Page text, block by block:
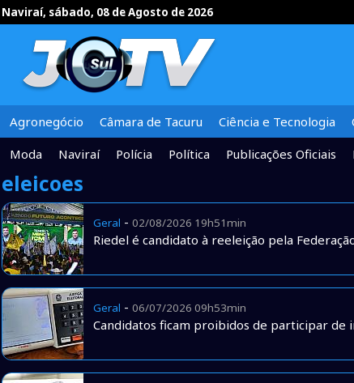
Naviraí, sábado, 08 de Agosto de 2026
Agronegócio Câmara de Tacuru Ciência e Tecnologia
Moda
Naviraí Polícia Política Publicações Oficiais
eleicoes
Geral - 02/08/2026 19h51min
Riedel é candidato à reeleição pela
Geral - 06/07/2026 09h53min
Candidatos ficam proibidos de participar de